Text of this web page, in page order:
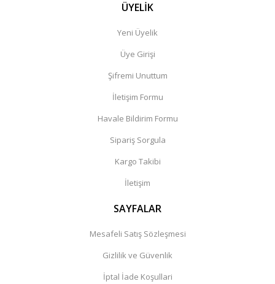
ÜYELİK
Yeni Üyelik
Üye Girişi
Şifremi Unuttum
İletişim Formu
Havale Bildirim Formu
Sipariş Sorgula
Kargo Takibi
İletişim
SAYFALAR
Mesafeli Satış Sözleşmesi
Gizlilik ve Güvenlik
İptal İade Koşullari